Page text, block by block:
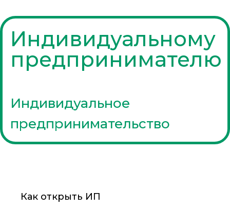
Индивидуальному
предпринимателю
Индивидуальное
предпринимательство
Как открыть ИП